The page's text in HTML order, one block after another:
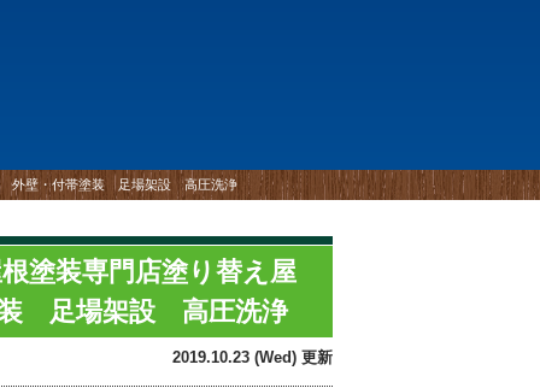
外壁・付帯塗装 足場架設 高圧洗浄
塗装専門店塗り替え屋
装 足場架設 高圧洗浄
2019.10.23 (Wed) 更新